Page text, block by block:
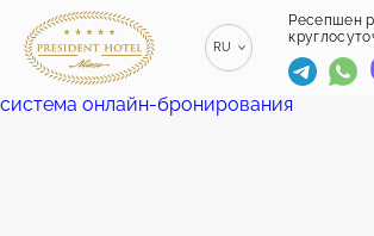
Ресепшен
RU
ENGLISH
EN
КОНФЕРЕНЦ-ЗАЛЫ
РЕСТОРАНЫ
система онлайн-бронирования